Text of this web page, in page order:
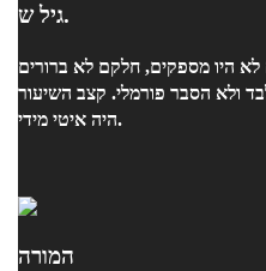
גיל ש.
ההסברים לא היו מספקים, חלקם לא ברורים
ולא הסבר פורמלי. קצב השיעור
היה איטי מידי.
המורה